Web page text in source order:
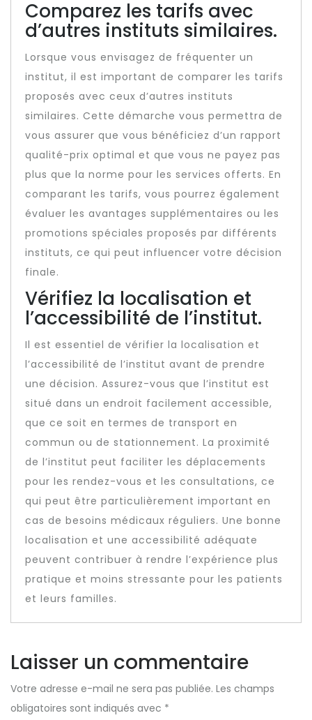
Comparez les tarifs avec
d’autres instituts similaires.
Lorsque vous envisagez de fréquenter un
institut, il est important de comparer les tarifs
proposés avec ceux d’autres instituts
similaires. Cette démarche vous permettra de
vous assurer que vous bénéficiez d’un rapport
qualité-prix optimal et que vous ne payez pas
plus que la norme pour les services offerts. En
comparant les tarifs, vous pourrez également
évaluer les avantages supplémentaires ou les
promotions spéciales proposés par différents
instituts, ce qui peut influencer votre décision
finale.
Vérifiez la localisation et
l’accessibilité de l’institut.
Il est essentiel de vérifier la localisation et
l’accessibilité de l’institut avant de prendre
une décision. Assurez-vous que l’institut est
situé dans un endroit facilement accessible,
que ce soit en termes de transport en
commun ou de stationnement. La proximité
de l’institut peut faciliter les déplacements
pour les rendez-vous et les consultations, ce
qui peut être particulièrement important en
cas de besoins médicaux réguliers. Une bonne
localisation et une accessibilité adéquate
peuvent contribuer à rendre l’expérience plus
pratique et moins stressante pour les patients
et leurs familles.
Laisser un commentaire
Votre adresse e-mail ne sera pas publiée. Les champs
obligatoires sont indiqués avec *